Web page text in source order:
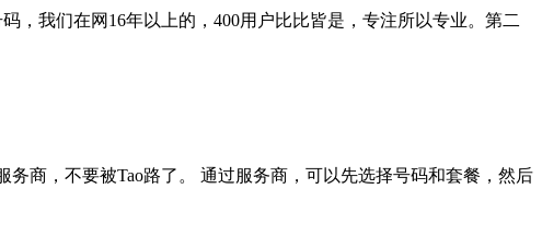
，我们在网16年以上的，400用户比比皆是，专注所以专业。第二
商，不要被Tao路了。 通过服务商，可以先选择号码和套餐，然后